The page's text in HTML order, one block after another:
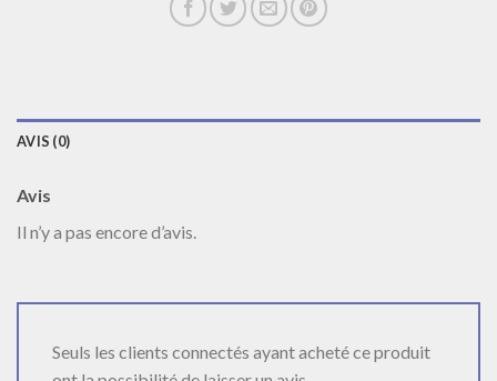
AVIS (0)
Avis
Il n’y a pas encore d’avis.
Seuls les clients connectés ayant acheté ce produit